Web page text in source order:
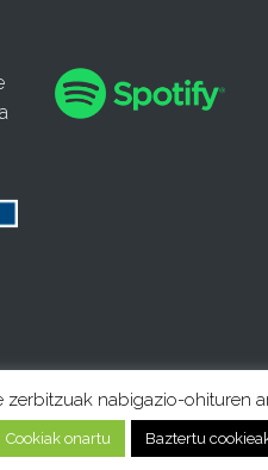
nabigazio-
Cookiak onartu Baztertu